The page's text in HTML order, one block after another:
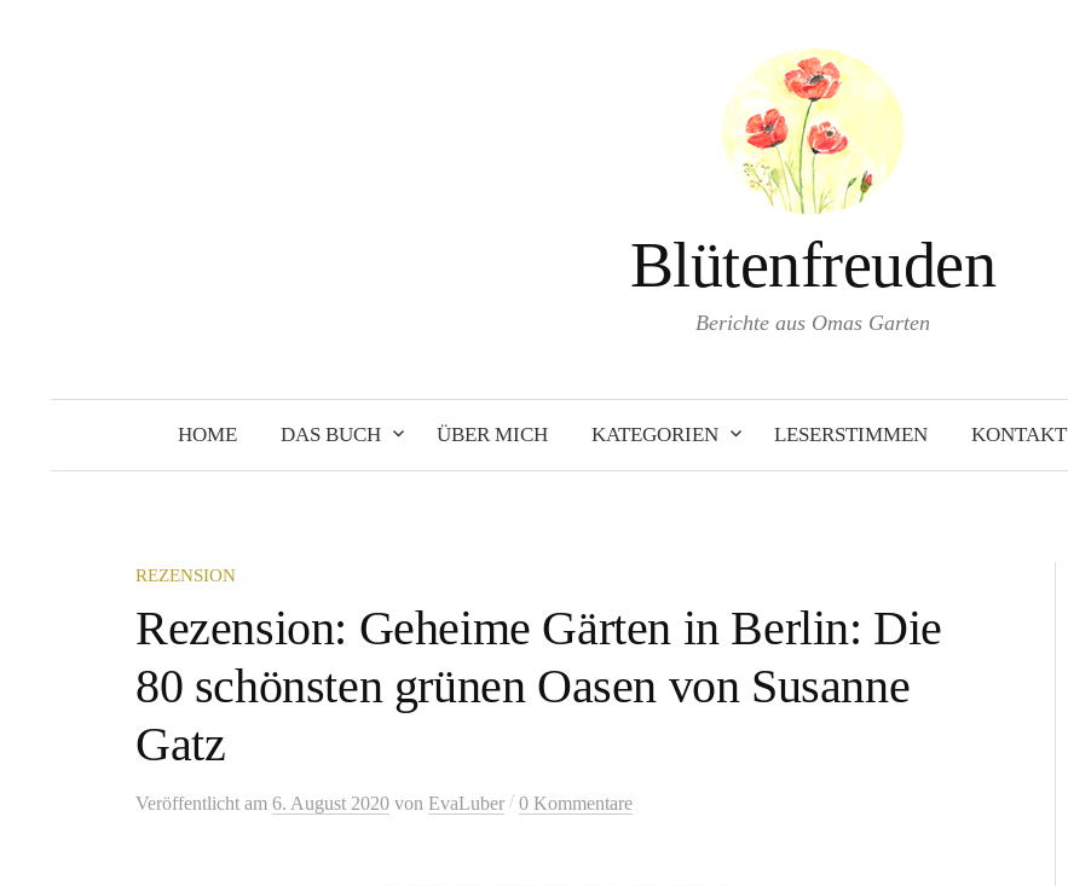
Blütenfreuden
Berichte aus Omas Garten
HOME DAS BUCH ÜBER MICH KATEGORIEN LESERSTIMMEN KONTAKT
REZENSION
Rezension: Geheime Gärten in Berlin: Die
80 schönsten grünen Oasen von Susanne
Gatz
Veröffentlicht am 6. August 2020 von EvaLuber / 0 Kommentare